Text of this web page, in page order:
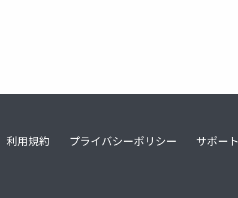
利用規約 プライバシーポリシー サポー